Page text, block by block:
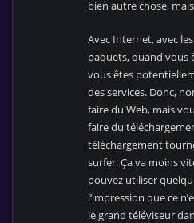
bien autre chose,
Avec Internet, avec
paquets, quand vous
vous êtes
des services. Donc,
faire du Web, mais
faire du
téléchargement
surfer. Ça va moins
pouvez utiliser
l’impression que ce
le grand téléviseur